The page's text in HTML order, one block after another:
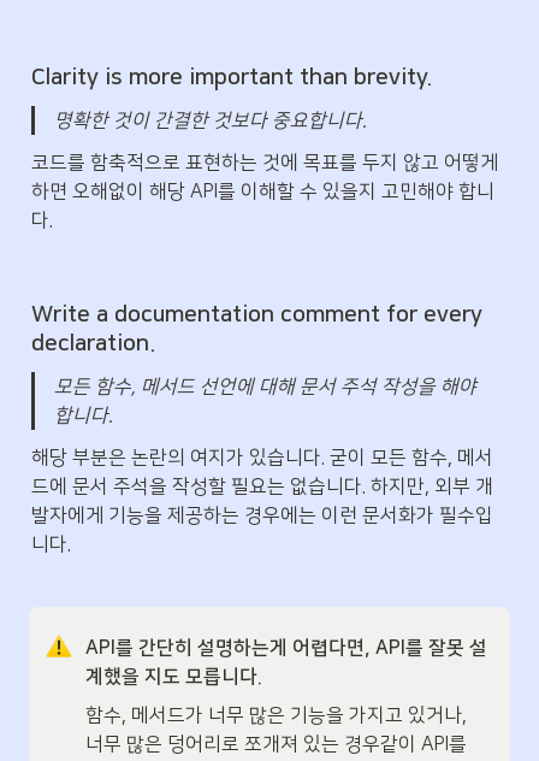
Clarity is more important than brevity.
명확한 것이 간결한 것보다 중요합니다.
코드를 함축적으로 표현하는 것에 목표를 두지 않고 어떻게
하면 오해없이 해당 API를 이해할 수 있을지 고민해야 합니
다.
Write a documentation comment for every
declaration.
모든 함수, 메서드 선언에 대해 문서 주석 작성을 해야
합니다.
해당 부분은 논란의 여지가 있습니다. 굳이 모든 함수, 메서
드에 문서 주석을 작성할 필요는 없습니다. 하지만, 외부 개
발자에게 기능을 제공하는 경우에는 이런 문서화가 필수입
니다.
API를 간단히 설명하는게 어렵다면, API를 잘못 설
계했을 지도 모릅니다.
함수, 메서드가 너무 많은 기능을 가지고 있거나,
너무 많은 덩어리로 쪼개져 있는 경우같이 API를